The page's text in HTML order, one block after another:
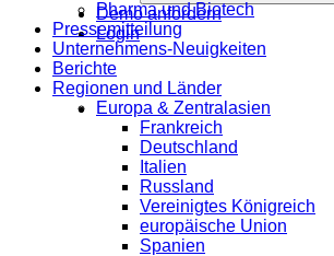
Demo anfordern
Login
Pharma und Biotech
Pressemitteilung
Unternehmens-Neuigkeiten
Berichte
Regionen und Länder
Europa & Zentralasien
Frankreich
Deutschland
Italien
Russland
Vereinigtes Königreich
europäische Union
Spanien